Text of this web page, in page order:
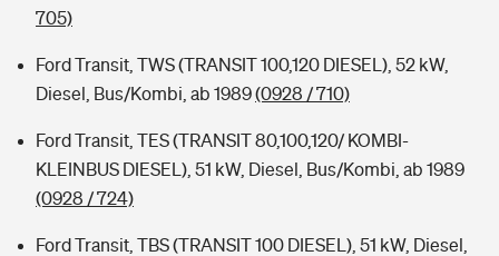
705)
Ford Transit, TWS (TRANSIT 100,120 DIESEL), 52 kW,
Diesel, Bus/Kombi, ab 1989(0928 / 710)
Ford Transit, TES (TRANSIT 80,100,120/ KOMBI-
KLEINBUS DIESEL), 51 kW, Diesel, Bus/Kombi, ab 1989
(0928 / 724)
Ford Transit, TBS (TRANSIT 100 DIESEL), 51 kW, Diesel,